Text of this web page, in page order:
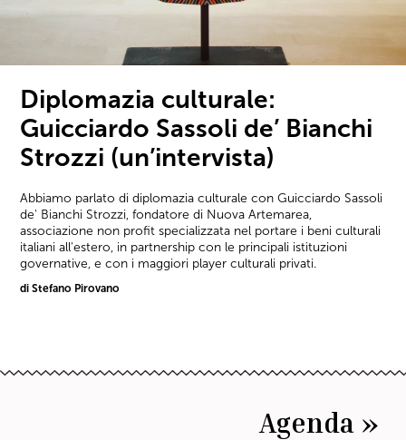
Diplomazia culturale:
Guicciardo Sassoli de’ Bianchi
Strozzi (un’intervista)
Abbiamo parlato di diplomazia culturale con Guicciardo Sassoli
de' Bianchi Strozzi, fondatore di Nuova Artemarea,
associazione non profit specializzata nel portare i beni culturali
italiani all'estero, in partnership con le principali istituzioni
governative, e con i maggiori player culturali privati.
di Stefano Pirovano
Agenda »